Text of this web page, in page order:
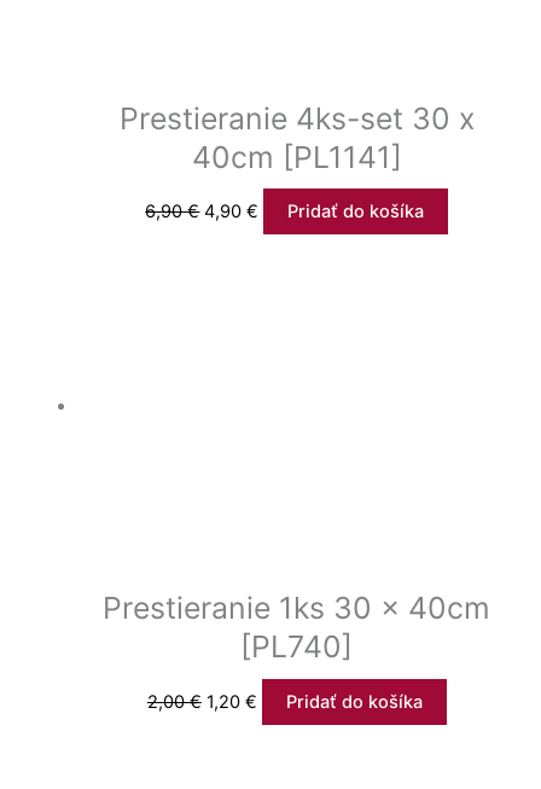
Prestieranie 4ks-set 30 x
40cm [PL1141]
6,90€ 4,90€ Pridať do košíka
Prestieranie 1ks 30 x 40cm
[PL740]
2,00€ 1,20 € Pridať do košíka